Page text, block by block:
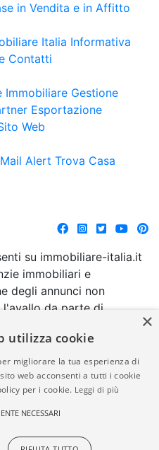
Italia Informativa
Contatti
Immobiliare Gestione
Esportazione
Web
Alert Trova Casa
su immobiliare-italia.it
immobiliari e
degli annunci non
da parte di
immobiliare-italia.it
veridicità, della
della normativa in
altro aspetto dei
Powered by
×
utilizza cookie
migliorare la tua esperienza di
web acconsenti a tutti i cookie
per i cookie. Leggi di più
NECESSARI